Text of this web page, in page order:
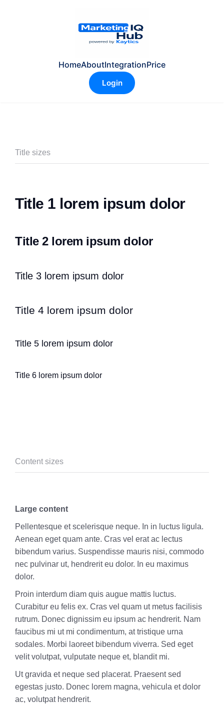
HomeAboutIntegrationPrice
Login
Title sizes
Title 1 lorem ipsum dolor
Title 2 lorem ipsum dolor
Title 3 lorem ipsum dolor
Title 4 lorem ipsum dolor
Title 5 lorem ipsum dolor
Title 6 lorem ipsum dolor
Content sizes
Large content
Pellentesque et scelerisque neque. In in luctus ligula.
Aenean eget quam ante. Cras vel erat ac lectus
bibendum varius. Suspendisse mauris nisi, commodo
nec pulvinar ut, hendrerit eu dolor. In eu maximus
dolor.
Proin interdum diam quis augue mattis luctus.
Curabitur eu felis ex. Cras vel quam ut metus facilisis
rutrum. Donec dignissim eu ipsum ac hendrerit. Nam
faucibus mi ut mi condimentum, at tristique urna
sodales. Morbi laoreet bibendum viverra. Sed eget
velit volutpat, vulputate neque et, blandit mi.
Ut gravida et neque sed placerat. Praesent sed
egestas justo. Donec lorem magna, vehicula et dolor
ac, volutpat hendrerit.